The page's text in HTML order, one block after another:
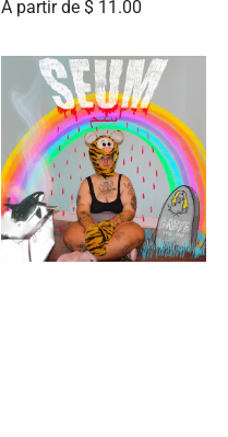
Prix
habituel
À partir de $ 11.00
SEUM